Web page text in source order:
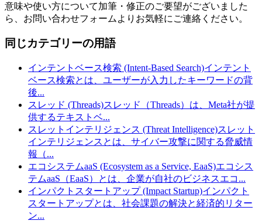
意味や使い方について加筆・修正のご要望がございました
ら、お問い合わせフォームよりお気軽にご連絡ください。
同じカテゴリーの用語
インテントベース検索 (Intent-Based Search)インテント
ベース検索とは、ユーザーが入力したキーワードの背
後...
スレッド (Threads)スレッド（Threads）は、Meta社が提
供するテキストベ...
スレットインテリジェンス (Threat Intelligence)スレット
インテリジェンスとは、サイバー攻撃に関する脅威情
報（...
エコシステムaaS (Ecosystem as a Service, EaaS)エコシス
テムaaS（EaaS）とは、企業が自社のビジネスエコ ...
インパクトスタートアップ (Impact Startup)インパクト
スタートアップとは、社会課題の解決と経済的リター
ン...